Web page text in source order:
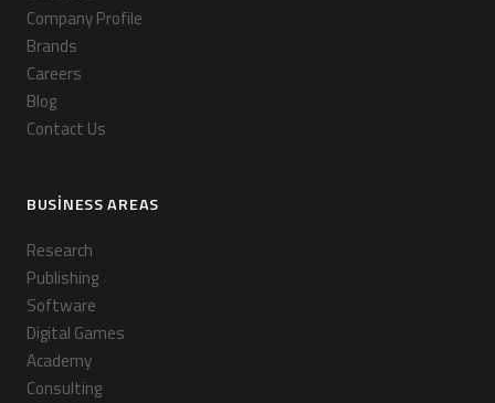
Company Profile
Brands
Careers
Blog
Contact Us
BUSINESS AREAS
Research
Publishing
Software
Digital Games
Academy
Consulting